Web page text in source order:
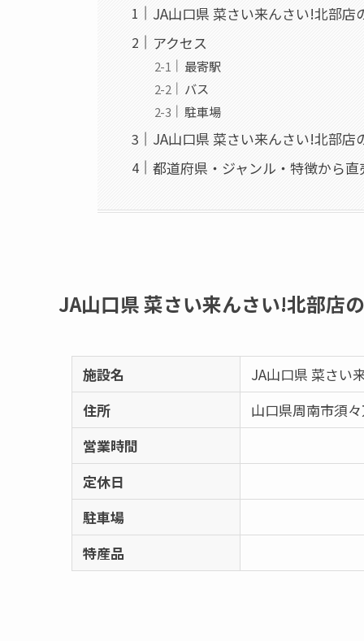
JA山口県 菜さい来んさい!北部店
アクセス
最寄駅
バス
駐車場
JA山口県 菜さい来んさい!北部店
都道府県・ジャンル・特徴から
JA山口県 菜さい来んさい!北部店
施設名
JA山口県 菜さい
住所
山口県周南市須
営業時間
定休日
駐車場
特産品